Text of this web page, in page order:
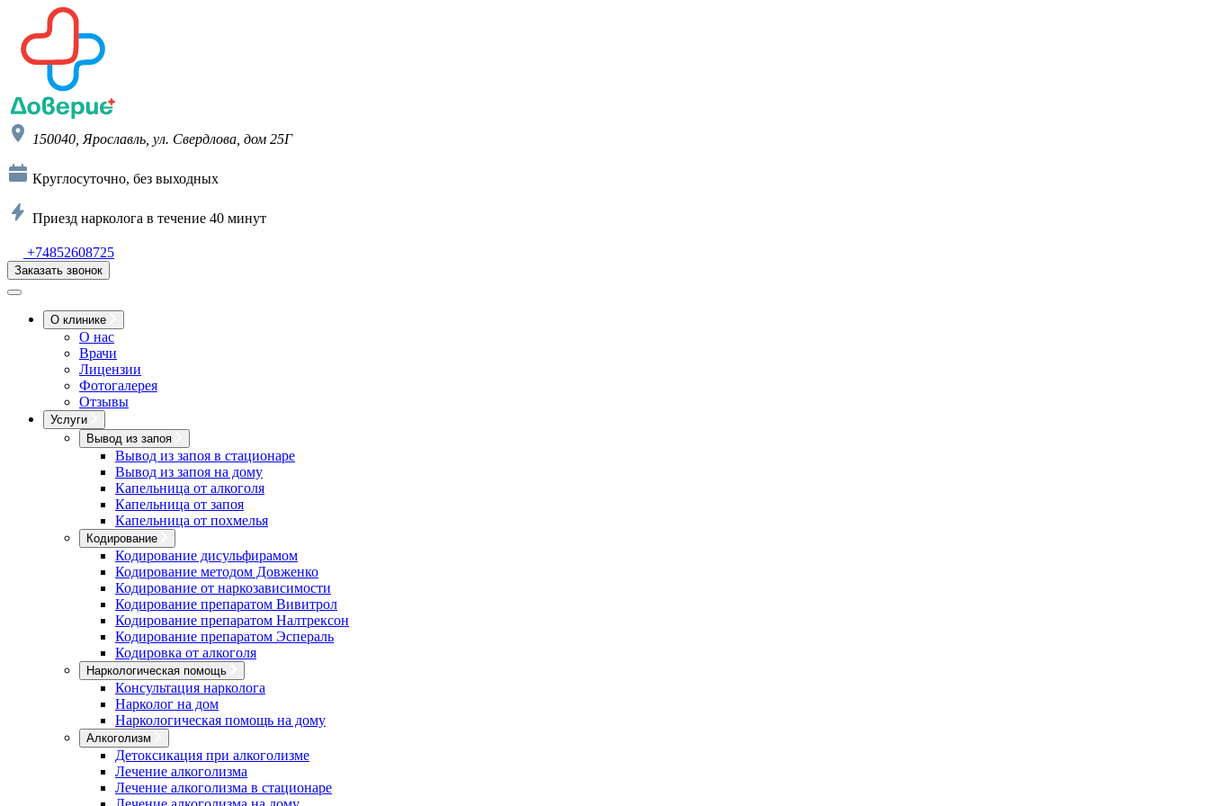
150040, Ярославль, ул. Свердлова, дом 25Г
Круглосуточно, без выходных
Приезд нарколога в течение 40 минут
+74852608725
Заказать звонок
О клинике
О нас
Врачи
Лицензии
Фотогалерея
Отзывы
Услуги
Вывод из запоя
Вывод из запоя в стационаре
Вывод из запоя на дому
Капельница от алкоголя
Капельница от запоя
Капельница от похмелья
Кодирование
Кодирование дисульфирамом
Кодирование методом Довженко
Кодирование от наркозависимости
Кодирование препаратом Вивитрол
Кодирование препаратом Налтрексон
Кодирование препаратом Эспераль
Кодировка от алкоголя
Наркологическая помощь
Консультация нарколога
Нарколог на дом
Наркологическая помощь на дому
Алкоголизм
Детоксикация при алкоголизме
Лечение алкоголизма
Лечение алкоголизма в стационаре